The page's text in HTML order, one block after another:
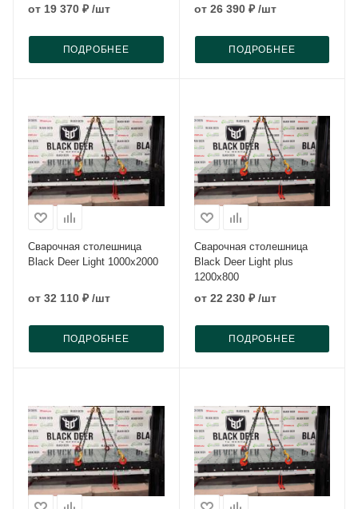
от 19 370 ₽ /шт
ПОДРОБНЕЕ
от 26 390 ₽ /шт
ПОДРОБНЕЕ
Сварочная столешница
Black Deer Light 1000x2000
от 32 110 ₽ /шт
ПОДРОБНЕЕ
Сварочная столешница
Black Deer Light plus
1200x800
от 22 230 ₽ /шт
ПОДРОБНЕЕ